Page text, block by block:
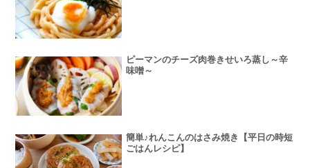
ピーマンのチーズ肉巻きせいろ蒸し～辛
味噌～
簡単♪れんこんのはさみ焼き【平日の時短
ごはんレシピ】